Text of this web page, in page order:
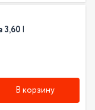
3,60|
В корзину